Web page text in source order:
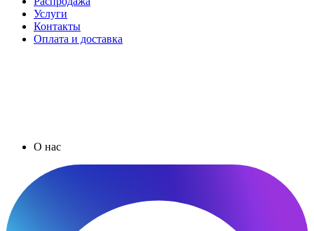
Услуги
Контакты
Оплата и доставка
О нас